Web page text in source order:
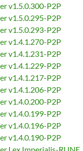
v1.5.0.300-P2P
v1.5.0.295-P2P
v1.5.0.293-P2P
v1.4.1.270-P2P
v1.4.1.231-P2P
v1.4.1.229-P2P
v1.4.1.217-P2P
v1.4.1.206-P2P
v1.4.0.200-P2P
v1.4.0.199-P2P
v1.4.0.196-P2P
v1.4.0.190-P2P
Lex Imperialis-RUNE